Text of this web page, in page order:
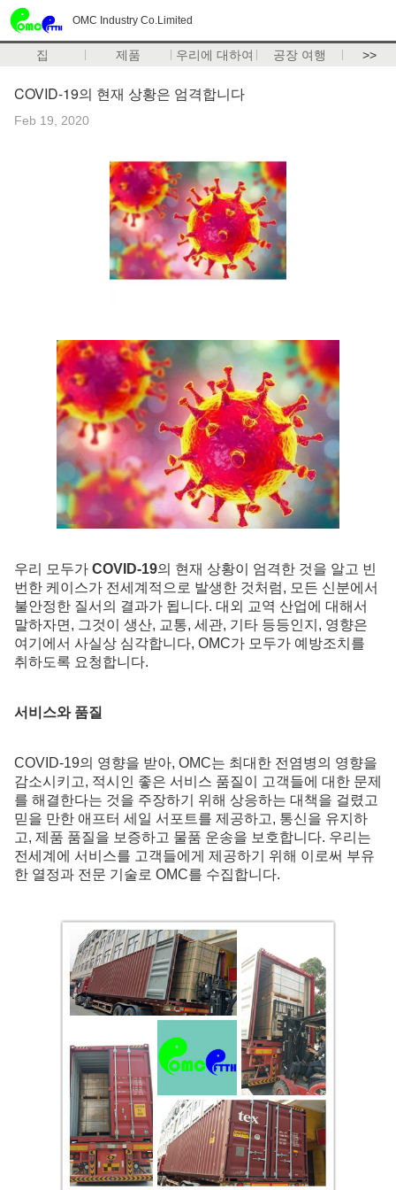
OMC Industry Co.Limited
집 제품 우리에 대하여 공장 여행 >>
COVID-19의 현재 상황은 엄격합니다
Feb 19, 2020
우리 모두가 COVID-19의 현재 상황이 엄격한 것을 알고 빈
번한 케이스가 전세계적으로 발생한 것처럼, 모든 신분에서
불안정한 질서의 결과가 됩니다. 대외 교역 산업에 대해서
말하자면, 그것이 생산, 교통, 세관, 기타 등등인지, 영향은
여기에서 사실상 심각합니다, OMC가 모두가 예방조치를
취하도록 요청합니다.
서비스와 품질
COVID-19의 영향을 받아, OMC는 최대한 전염병의 영향을
감소시키고, 적시인 좋은 서비스 품질이 고객들에 대한 문제
를 해결한다는 것을 주장하기 위해 상응하는 대책을 걸렸고
믿을 만한 애프터 세일 서포트를 제공하고, 통신을 유지하
고, 제품 품질을 보증하고 물품 운송을 보호합니다. 우리는
전세계에 서비스를 고객들에게 제공하기 위해 이로써 부유
한 열정과 전문 기술로 OMC를 수집합니다.